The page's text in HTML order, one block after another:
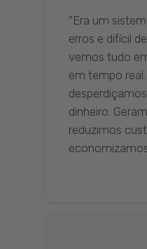
“Era um
erros e difícil
vemos tudo
em tempo
dinheiro.
reduzimos